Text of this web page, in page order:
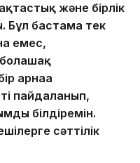
және бірлік
Бұл бастама тек
емес,
арнаға
пайдаланып,
білдіремін.
сәттілік